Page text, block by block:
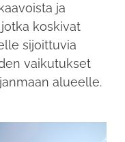
ja
koskivat
sijoittuvia
vaikutukset
alueelle.